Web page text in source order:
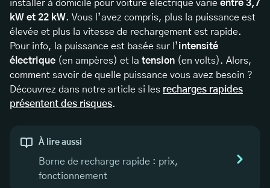
installer à domicile pour voiture électrique varie entre 3,7
kW et 22 kW. Vous l’avez compris, plus la puissance est
élevée et plus la vitesse de rechargement est rapide.
Pour info, la puissance est basée sur l’intensité
électrique (en ampères) et la tension (en volts). Alors,
comment savoir de quelle puissance vous avez besoin ?
Découvrez dans notre article si les recharges rapides
présentent des risques.
À lire aussi
Borne de recharge rapide : prix,
fonctionnement